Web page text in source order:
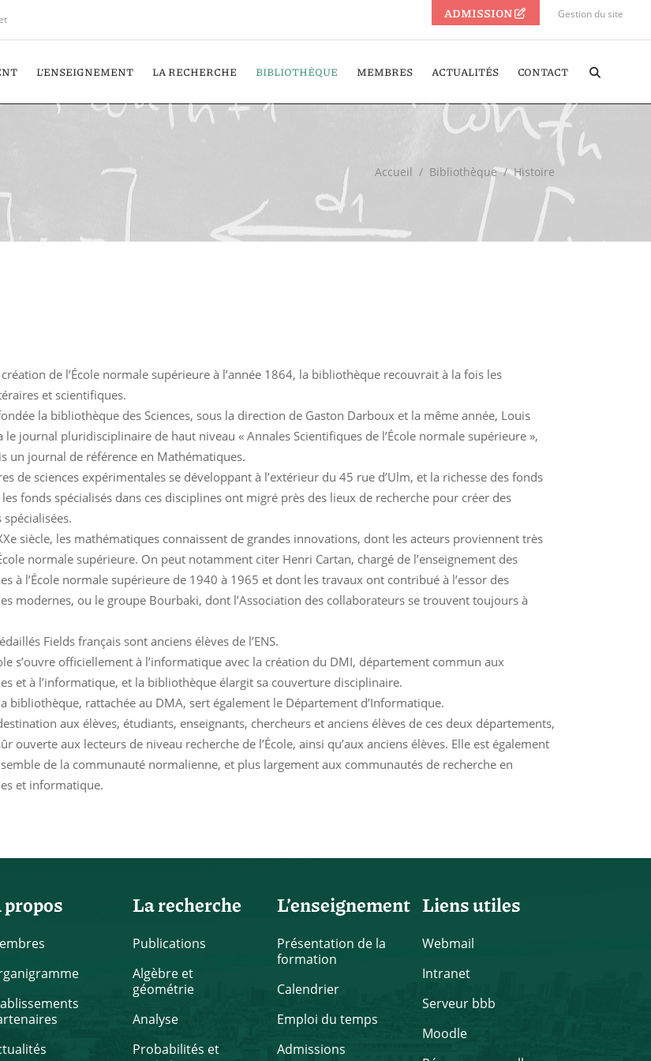
ADMISSION Gestion du site
L’ENSEIGNEMENT LA RECHERCHE BIBLIOTHÈQUE MEMBRES ACTUALITÉS CONTACT
Accueil / Bibliothèque/Histoire
de l’École normale supérieure à l’année 1864, la bibliothèque recouvrait à la fois les
et scientifiques.
la bibliothèque des Sciences, sous la direction de Gaston Darboux et la même année, Louis
le journal pluridisciplinaire de haut niveau « Annales Scientifiques de l’École normale supérieure »,
un journal de référence en Mathématiques.
de sciences expérimentales se développant à l’extérieur du 45 rue d’Ulm, et la richesse des fonds
les fonds spécialisés dans ces disciplines ont migré près des lieux de recherche pour créer des
siècle, les mathématiques connaissent de grandes innovations, dont les acteurs proviennent très
normale supérieure. On peut notamment citer Henri Cartan, chargé de l’enseignement des
à l’École normale supérieure de 1940 à 1965 et dont les travaux ont contribué à l’essor des
modernes, ou le groupe Bourbaki, dont l’Association des collaborateurs se trouvent toujours à
Fields français sont anciens élèves de l’ENS.
s’ouvre officiellement à l’informatique avec la création du DMI, département commun aux
et à l’informatique, et la bibliothèque élargit sa couverture disciplinaire.
bibliothèque, rattachée au DMA, sert également le Département d’Informatique.
aux élèves, étudiants, enseignants, chercheurs et anciens élèves de ces deux départements,
ouverte aux lecteurs de niveau recherche de l’École, ainsi qu’aux anciens élèves. Elle est également
de la communauté normalienne, et plus largement aux communautés de recherche en
et informatique.
propos La recherche
Publications
Algèbre et
géométrie
Analyse
Probabilités et
L’enseignement
Présentation de la
formation
Calendrier
Emploi du temps
Admissions
Liens utiles
Webmail
Intranet
Serveur bbb
Moodle